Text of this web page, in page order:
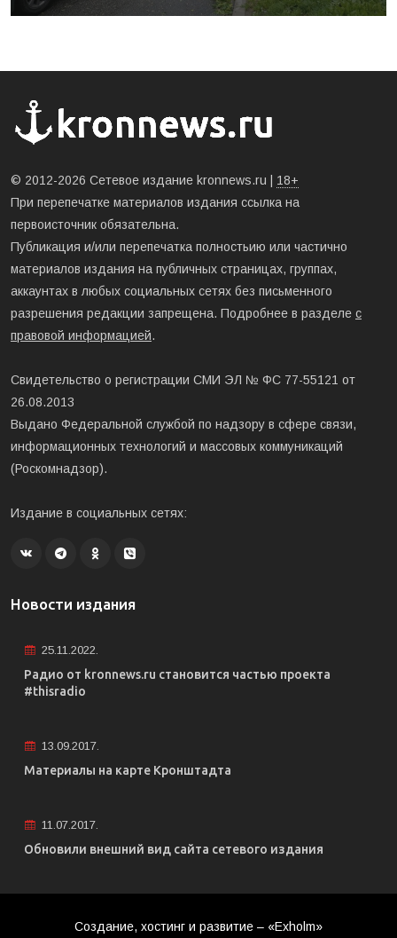
© 2012-2026 Сетевое издание kronnews.ru | 18+
При перепечатке материалов издания ссылка на
первоисточник обязательна.
Публикация и/или перепечатка полностьию или частично
материалов издания на публичных страницах, группах,
аккаунтах в любых социальных сетях без письменного
разрешения редакции запрещена. Подробнее в разделе с
правовой информацией.
Свидетельство о регистрации СМИ ЭЛ № ФС 77-55121 от
26.08.2013
Выдано Федеральной службой по надзору в сфере связи,
информационных технологий и массовых коммуникаций
(Роскомнадзор).
Издание в социальных сетях:
Новости издания
25.11.2022.
Радио от kronnews.ru становится частью проекта
#thisradio
13.09.2017.
Материалы на карте Кронштадта
11.07.2017.
Обновили внешний вид сайта сетевого издания
Создание, хостинг и развитие – «Exholm»